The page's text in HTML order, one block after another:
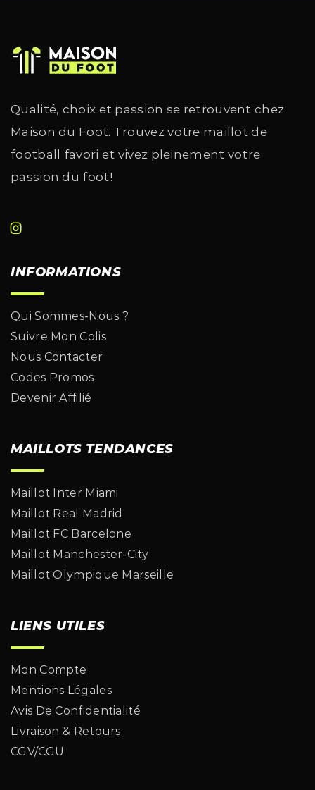
Qualité, choix et passion se retrouvent chez
Maison du Foot. Trouvez votre maillot de
football favori et vivez pleinement votre
passion du foot!
INFORMATIONS
Qui Sommes-Nous ?
Suivre Mon Colis
Nous Contacter
Codes Promos
Devenir Affilié
MAILLOTS TENDANCES
Maillot Inter Miami
Maillot Real Madrid
Maillot FC Barcelone
Maillot Manchester-City
Maillot Olympique Marseille
LIENS UTILES
Mon Compte
Mentions Légales
Avis De Confidentialité
Livraison & Retours
CGV/CGU